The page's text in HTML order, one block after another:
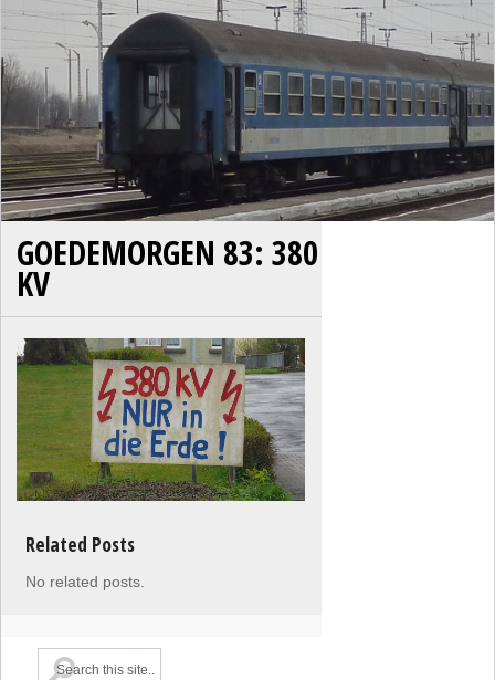
GOEDEMORGEN 83: 380
KV
Related Posts
No related posts.